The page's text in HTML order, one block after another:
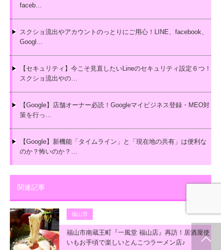
faceb…
スクショ流出やアカウントのっとりにご用心！LINE、facebook、
Googl…
【セキュリティ】今こそ見直したいLineのセキュリティ設定６つ！
スクショ流出やの…
【Google】店舗オーナー必読！Googleマイビジネス登録・MEO対
策を行っ…
【Google】新機能「タイムライン」と「現在地の共有」は便利な
のか？怖いのか？…
関連記事
福山市
福山市南蔵王町『一風堂 福山店』再訪！居酒屋使
いもお手頃で楽しいとんこつラーメン店♪
ホーム 新着情報 シェア お問合せ